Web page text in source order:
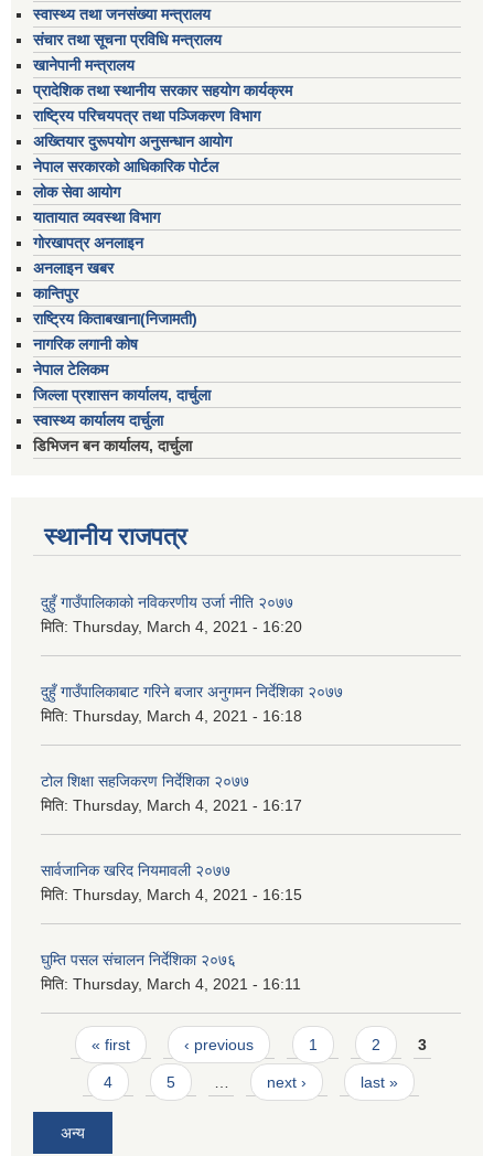
स्वास्थ्य तथा जनसंख्या मन्त्रालय
संचार तथा सूचना प्रविधि मन्त्रालय
खानेपानी मन्त्रालय
प्रादेशिक तथा स्थानीय सरकार सहयोग कार्यक्रम
राष्ट्रिय परिचयपत्र तथा पञ्जिकरण विभाग
अख्तियार दुरूपयोग अनुसन्धान आयोग
नेपाल सरकारको आधिकारिक पोर्टल
लोक सेवा आयोग
यातायात व्यवस्था विभाग
गोरखापत्र अनलाइन
अनलाइन खबर
कान्तिपुर
राष्ट्रिय किताबखाना(निजामती)
नागरिक लगानी कोष
नेपाल टेलिकम
जिल्ला प्रशासन कार्यालय, दार्चुला
स्वास्थ्य कार्यालय दार्चुला
डिभिजन बन कार्यालय, दार्चुला
स्थानीय राजपत्र
दुहुँ गाउँपालिकाको नविकरणीय उर्जा नीति २०७७
मिति: Thursday, March 4, 2021 - 16:20
दुहुँ गाउँपालिकाबाट गरिने बजार अनुगमन निर्देशिका २०७७
मिति: Thursday, March 4, 2021 - 16:18
टोल शिक्षा सहजिकरण निर्देशिका २०७७
मिति: Thursday, March 4, 2021 - 16:17
सार्वजानिक खरिद नियमावली २०७७
मिति: Thursday, March 4, 2021 - 16:15
घुम्ति पसल संचालन निर्देशिका २०७६
मिति: Thursday, March 4, 2021 - 16:11
Pages
« first ‹ previous 1 2 3
4 5 next › last »
अन्य